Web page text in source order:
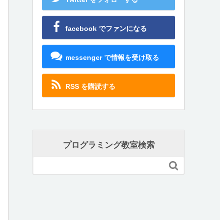
facebook でファンになる
messenger で情報を受け取る
RSS を購読する
プログラミング教室検索
